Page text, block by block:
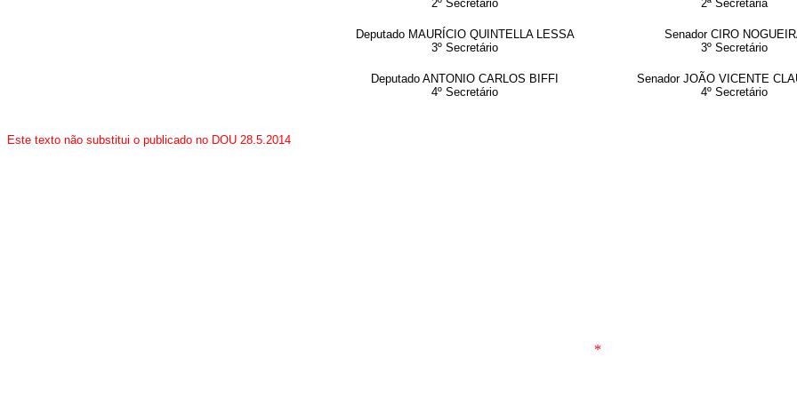
2º Secretário
Deputado MAURÍCIO QUINTELLA LESSA
3º Secretário
Deputado ANTONIO CARLOS BIFFI
4º Secretário
2ª Secretária
Senador CIRO
3º Secretário
Senador JOÃO VICENTE
4º Secretário
Este texto não substitui o publicado no DOU 28.5.2014
*